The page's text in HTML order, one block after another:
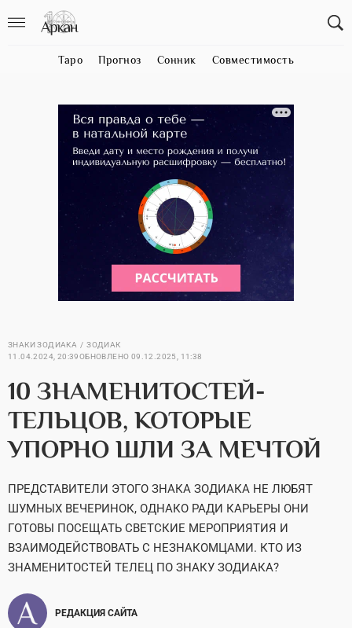
Таро Прогноз Сонник Совместимость
ЗНАКИ ЗОДИАКА
ЗОДИАК
11.04.2024, 20:39ОБНОВЛЕНО 09.12.2025, 11:38
10 ЗНАМЕНИТОСТЕЙ-
ТЕЛЬЦОВ, КОТОРЫЕ
УПОРНО ШЛИ ЗА МЕЧТОЙ
ПРЕДСТАВИТЕЛИ ЭТОГО ЗНАКА ЗОДИАКА НЕ ЛЮБЯТ
ШУМНЫХ ВЕЧЕРИНОК, ОДНАКО РАДИ КАРЬЕРЫ ОНИ
ГОТОВЫ ПОСЕЩАТЬ СВЕТСКИЕ МЕРОПРИЯТИЯ И
ВЗАИМОДЕЙСТВОВАТЬ С НЕЗНАКОМЦАМИ. КТО ИЗ
ЗНАМЕНИТОСТЕЙ ТЕЛЕЦ ПО ЗНАКУ ЗОДИАКА?
РЕДАКЦИЯ САЙТА